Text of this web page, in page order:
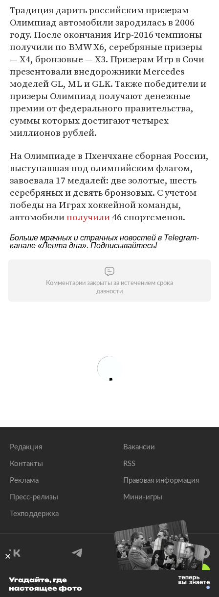
Традиция дарить российским призерам
Олимпиад автомобили зародилась в 2006
году. После окончания Игр-2016 чемпионы
получили по BMW X6, серебряные призеры
— X4, бронзовые — X3. Призерам Игр в Сочи
презентовали внедорожники Mercedes
моделей GL, ML и GLK. Также победители и
призеры Олимпиад получают денежные
премии от федерального правительства,
суммы которых достигают четырех
миллионов рублей.
На Олимпиаде в Пхенчхане сборная России,
выступавшая под олимпийским флагом,
завоевала 17 медалей: две золотые, шесть
серебряных и девять бронзовых. С учетом
победы на Играх хоккейной команды,
автомобилиполучили46 спортсменов.
Больше мрачных и странных новостей в Telegram-
канале «Лента дна». Подписывайтесь!
Комментарии закрыты за истечением срока
давности
Редакция
Контакты
Реклама
Пресс-релизы
Техподдержка
Вакансии
RSS
Правовая информация
Мини-игры
© 1999–2026 Все права защищены.
Угадайте, где
настоящее фото